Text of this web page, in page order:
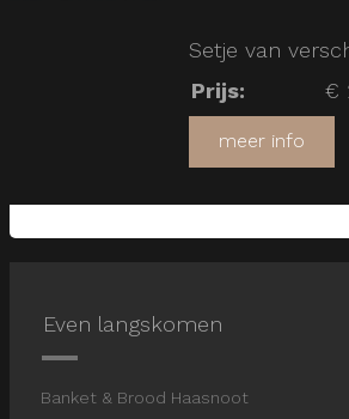
Setje van
Prijs: €
meer info
Even langskomen
Banket & Brood Haasnoot